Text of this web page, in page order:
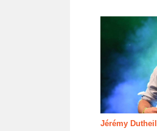
Jérémy Dutheil